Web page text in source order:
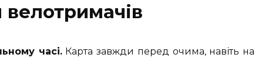
часі.Карта завжди перед очима, навіть на